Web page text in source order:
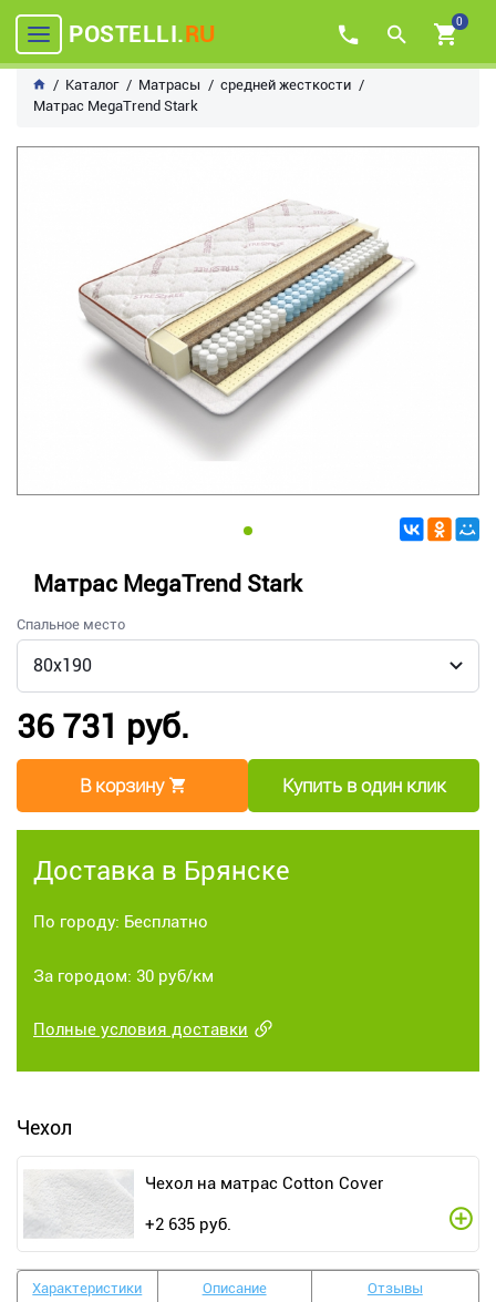
POSTELLI.RU 0
Каталог Матрасы
средней жесткости
Матрас MegaTrend Stark
Матрас MegaTrend Stark
Спальное место
36 731 руб.
В корзину Купить в один клик
Доставка в Брянске
По городу: Бесплатно
За городом: 30 руб/км
Полные условия доставки
Чехол
Чехол на матрас Cotton Cover
+2 635 руб.
Характеристики Описание Отзывы